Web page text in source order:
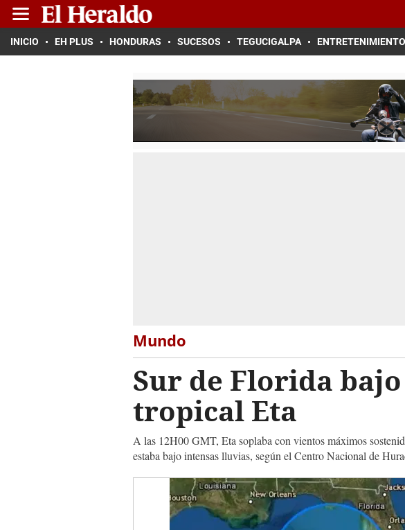
INICIO EH PLUS HONDURAS SUCESOS TEGUCIGALPA ENTRETENIMIENTO
Mundo
Sur de Florida
tropical Eta
A las 12H00 GMT, Eta soplaba con vientos máximos
estaba bajo intensas lluvias, según el Centro Nacional de